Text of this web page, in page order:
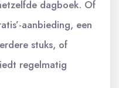
dagboek. Of
aanbieding, een
stuks, of
regelmatig